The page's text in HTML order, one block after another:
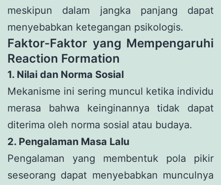
meskipun dalam jangka panjang dapat
menyebabkan ketegangan psikologis.
Faktor-Faktor yang Mempengaruhi
Reaction Formation
1. Nilai dan Norma Sosial
Mekanisme ini sering muncul ketika individu
merasa bahwa keinginannya tidak dapat
diterima oleh norma sosial atau budaya.
2. Pengalaman Masa Lalu
Pengalaman yang membentuk pola pikir
seseorang dapat menyebabkan munculnya